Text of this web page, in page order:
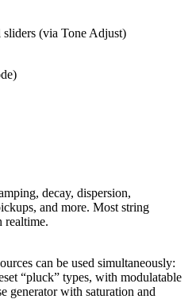
(via Tone Adjust)
decay, dispersion,
and more. Most string
realtime.
can be used simultaneously:
“pluck” types, with modulatable
generator with saturation and